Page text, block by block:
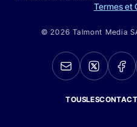
Termes et
© 2026 Talmont Media